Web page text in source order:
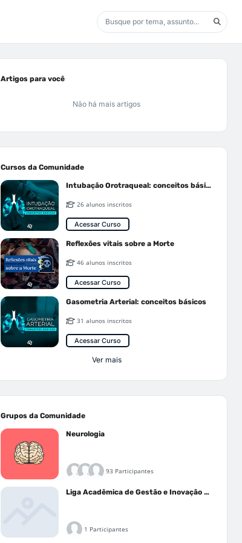
Artigos para você
Não há mais artigos
Cursos da Comunidade
Intubação Orotraqueal: conceitos básicos
26 alunos inscritos
Acessar Curso
Reflexões vitais sobre a Morte
46 alunos inscritos
Acessar Curso
Gasometria Arterial: conceitos básicos
31 alunos inscritos
Acessar Curso
Ver mais
Grupos da Comunidade
Neurologia
93 Participantes
Liga Acadêmica de Gestão e Inovação Médica - LAGIM
1 Participantes